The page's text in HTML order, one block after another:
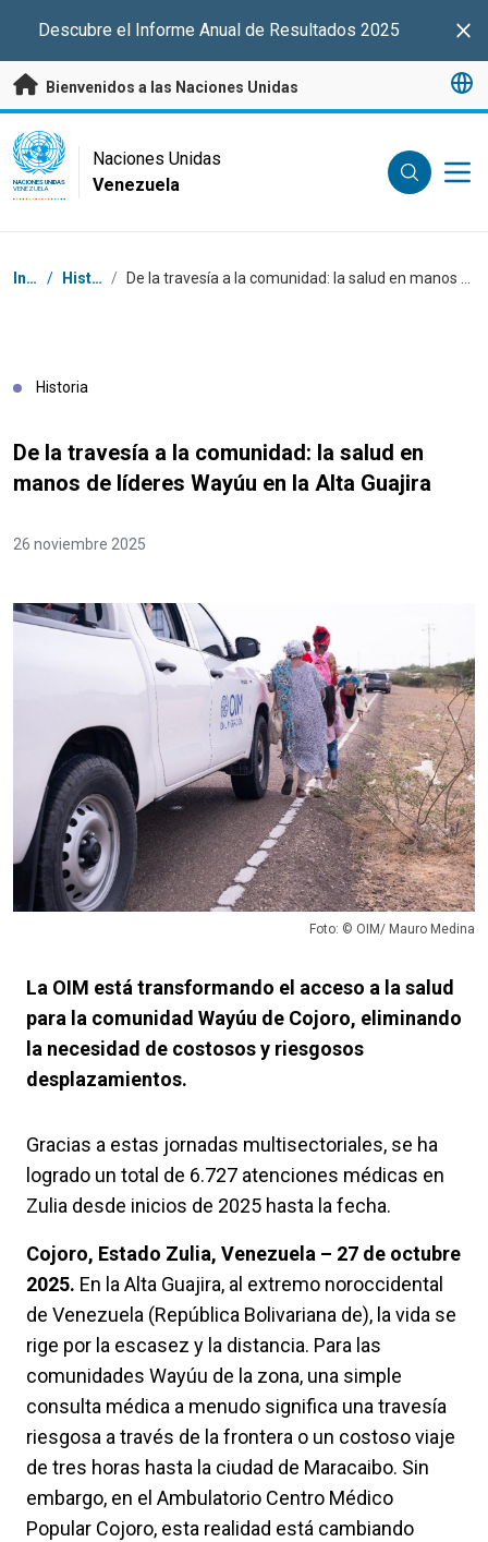
Descubre el Informe Anual de Resultados 2025
Bienvenidos a las Naciones Unidas
UN Logo
NACIONES UNIDAS
VENEZUELA
Naciones Unidas
Venezuela
Coordenadas dentro de la ruta de navegación
Inicio / Historias /
Historia
De la travesía a la comunidad: la salud en
manos de líderes Wayúu en la Alta Guajira
26 noviembre 2025
Foto: © OIM/ Mauro Medina
La OIM está transformando el acceso a la salud
para la comunidad Wayúu de Cojoro, eliminando
la necesidad de costosos y riesgosos
desplazamientos.
Gracias a estas jornadas multisectoriales, se ha
logrado un total de 6.727 atenciones médicas en
Zulia desde inicios de 2025 hasta la fecha.
Cojoro, Estado Zulia, Venezuela – 27 de octubre
2025. En la Alta Guajira, al extremo noroccidental
de Venezuela (República Bolivariana de), la vida se
rige por la escasez y la distancia. Para las
comunidades Wayúu de la zona, una simple
consulta médica a menudo significa una travesía
riesgosa a través de la frontera o un costoso viaje
de tres horas hasta la ciudad de Maracaibo. Sin
embargo, en el Ambulatorio Centro Médico
Popular Cojoro, esta realidad está cambiando